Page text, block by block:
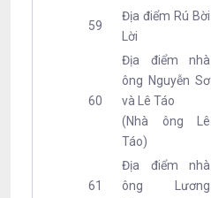
59
Địa điểm Rú Bời
Lời
60
Địa điểm nhà
ông Nguyễn Sơ
và Lê Táo
(Nhà ông Lê
Táo)
61
Địa điểm nhà
ông Lương